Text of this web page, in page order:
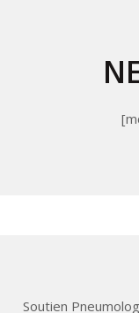
Soutien